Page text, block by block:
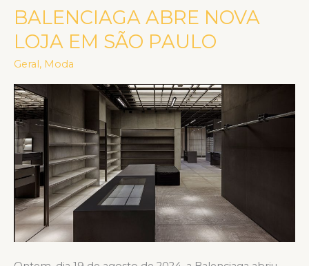
BALENCIAGA ABRE NOVA
LOJA EM SÃO PAULO
Geral , Moda
BALENCIAGA
ABRE
NOVA
LOJA
EM
SÃO
PAULO